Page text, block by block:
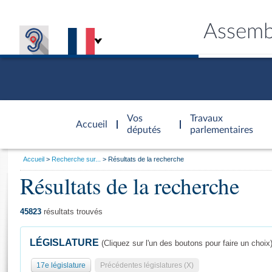
Accueil
d'accueil
Vos
députés
Travaux
parlementaires
Général
Vous
Accueil Recherche sur... Résultats de la recherche
Résultats de la recherche
45823 résultats trouvés
LÉGISLATURE (Cliquez sur l'un des boutons pour faire un choix)
17e législature Précédentes législatures (X)